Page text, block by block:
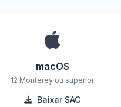
macOS
12 Monterey ou superior
Baixar SAC